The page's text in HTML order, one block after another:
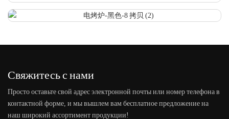
Свяжитесь с нами
Просто оставьте свой адрес электронной почты или номер телефона в
контактной форме, и мы вышлем вам бесплатное предложение на
наш широкий ассортимент продукции!